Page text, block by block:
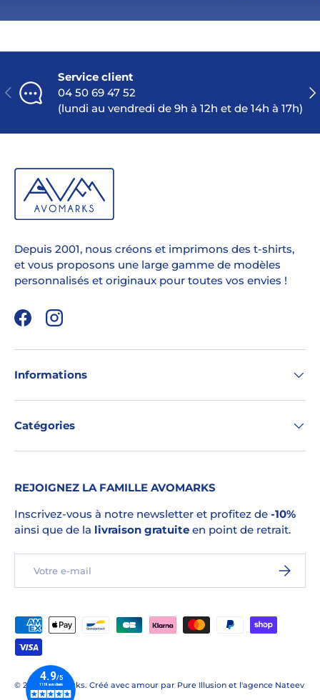
PRÉCÉDENT
Service client
04 50 69 47 52
(lundi au vendredi de 9h à 12h et de 14h à 17h)
Depuis 2001, nous créons et imprimons des t-shirts,
et vous proposons une large gamme de modèles
personnalisés et originaux pour toutes vos envies !
FacebookInstagram
Informations
Catégories
REJOIGNEZ LA FAMILLE AVOMARKS
Inscrivez-vous à notre newsletter et profitez de -10%
ainsi que de la livraison gratuite en point de retrait.
Moyens de paiement acceptés
© 2026Avomarks. Créé avec amour par Pure Illusion et l'agence Nateev